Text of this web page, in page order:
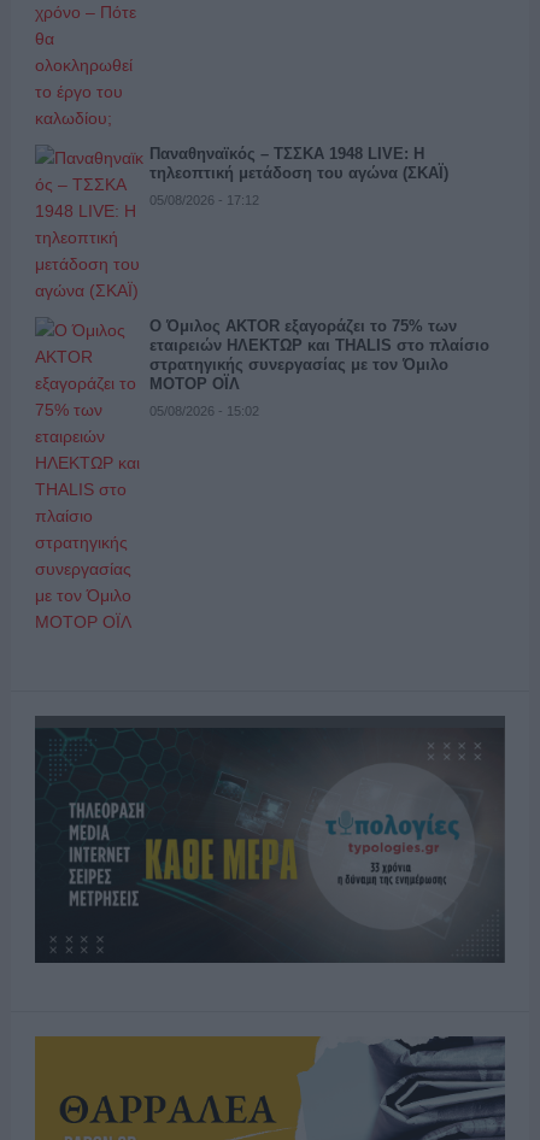
Παναθηναϊκός – ΤΣΣΚΑ 1948 LIVE: Η
τηλεοπτική μετάδοση του αγώνα (ΣΚΑΪ)
05/08/2026 - 17:12
Ο Όμιλος AKTOR εξαγοράζει το 75% των
εταιρειών ΗΛΕΚΤΩΡ και THALIS στο πλαίσιο
στρατηγικής συνεργασίας με τον Όμιλο
ΜΟΤΟΡ ΟΪΛ
05/08/2026 - 15:02